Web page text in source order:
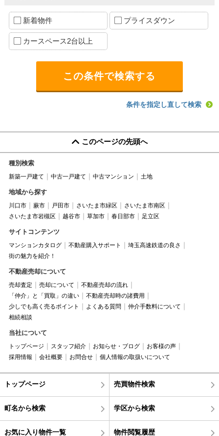
新着物件 プライスダウン
カースペース2台以上
条件を指定し直して検索
このページの先頭へ
種別検索
新築一戸建て 中古一戸建て 中古マンション 土地
地域から探す
川口市 蕨市 戸田市 さいたま市緑区
さいたま市南区
さいたま市岩槻区
越谷市 草加市 春日部市 足立区
サイトコンテンツ
マンションカタログ 不動産購入サポート
埼玉高速鉄道の良さ
街の魅力を紹介！
不動産売却について
売却査定 売却について
不動産売却の流れ
「仲介」と「買取」の違い
不動産売却時の諸費用
少しでも高く売るポイント
よくある質問
仲介手数料について
相続相談
当社について
トップページ スタッフ紹介 お知らせ・ブログ
お客様の声
採用情報
会社概要 お問合せ 個人情報の取扱いについて
トップページ 売買物件検索
町名から検索 学区から検索
お気に入り物件一覧 物件閲覧履歴